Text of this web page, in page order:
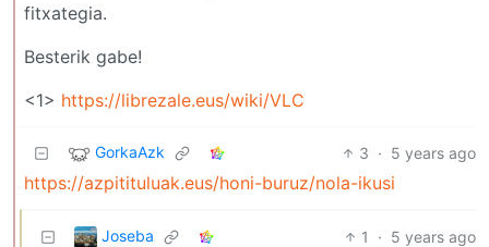
fitxategia.
Besterik gabe!
<1> https://librezale.eus/wiki/VLC
GorkaAzk 3 · 5 years ago
https://azpitituluak.eus/honi-buruz/nola-ikusi
Joseba 1 · 5 years ago